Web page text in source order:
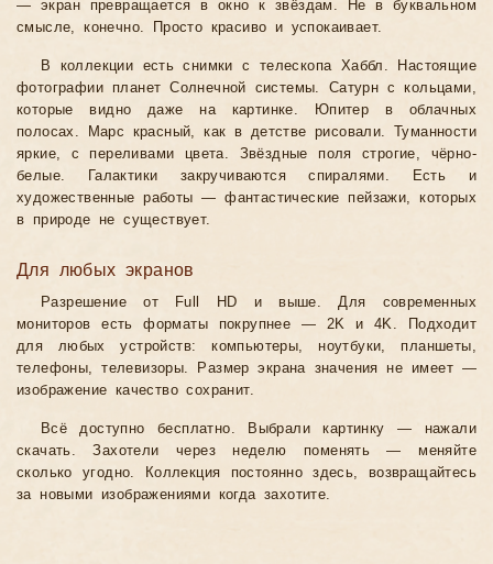
— экран превращается в окно к звёздам. Не в буквальном
смысле, конечно. Просто красиво и успокаивает.
В коллекции есть снимки с телескопа Хаббл. Настоящие
фотографии планет Солнечной системы. Сатурн с кольцами,
которые видно даже на картинке. Юпитер в облачных
полосах. Марс красный, как в детстве рисовали. Туманности
яркие, с переливами цвета. Звёздные поля строгие, чёрно-
белые. Галактики закручиваются спиралями. Есть и
художественные работы — фантастические пейзажи, которых
в природе не существует.
Для любых экранов
Разрешение от Full HD и выше. Для современных
мониторов есть форматы покрупнее — 2K и 4K. Подходит
для любых устройств: компьютеры, ноутбуки, планшеты,
телефоны, телевизоры. Размер экрана значения не имеет —
изображение качество сохранит.
Всё доступно бесплатно. Выбрали картинку — нажали
скачать. Захотели через неделю поменять — меняйте
сколько угодно. Коллекция постоянно здесь, возвращайтесь
за новыми изображениями когда захотите.